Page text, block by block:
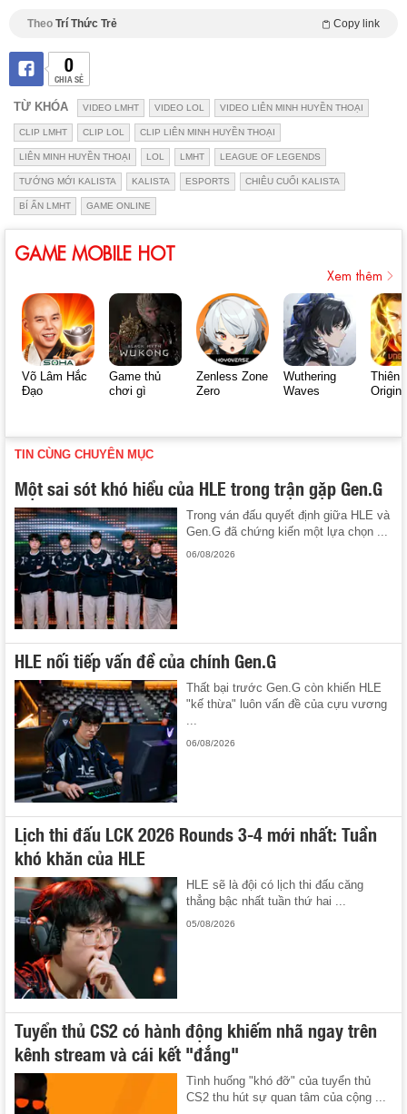
Theo Trí Thức Trẻ Copy link
0
CHIA SẺ
TỪ KHÓA VIDEO LMHT VIDEO LOL VIDEO LIÊN MINH HUYỀN THOẠI
CLIP LMHT CLIP LOL CLIP LIÊN MINH HUYỀN THOẠI
LIÊN MINH HUYỀN THOẠI LOL LMHT LEAGUE OF LEGENDS
TƯỚNG MỚI KALISTA KALISTA ESPORTS CHIÊU CUỐI KALISTA
BÍ ẨN LMHT GAME ONLINE
GAME MOBILE HOT
Xem thêm
Võ Lâm Hắc
Đạo
Game thủ
chơi gì
Zenless Zone
Zero
Wuthering
Waves
Thiên
Origin
TIN CÙNG CHUYÊN MỤC
Một sai sót khó hiểu của HLE trong trận gặp Gen.G
Trong ván đấu quyết định giữa HLE và
Gen.G đã chứng kiến một lựa chọn ...
06/08/2026
HLE nối tiếp vấn đề của chính Gen.G
Thất bại trước Gen.G còn khiến HLE
"kế thừa" luôn vấn đề của cựu vương
...
06/08/2026
Lịch thi đấu LCK 2026 Rounds 3-4 mới nhất: Tuần
khó khăn của HLE
HLE sẽ là đội có lịch thi đấu căng
thẳng bậc nhất tuần thứ hai ...
05/08/2026
Tuyển thủ CS2 có hành động khiếm nhã ngay trên
kênh stream và cái kết "đắng"
Tình huống "khó đỡ" của tuyển thủ
CS2 thu hút sự quan tâm của cộng ...